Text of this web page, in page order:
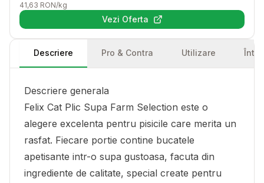
41,63 RON/kg
Vezi Oferta(se deschide într-o filă nouă)
Descriere Pro & Contra Utilizare
Descriere generala
Felix Cat Plic Supa Farm Selection este o
alegere excelenta pentru pisicile care merita un
rasfat. Fiecare portie contine bucatele
apetisante intr-o supa gustoasa, facuta din
ingrediente de calitate, special create pentru